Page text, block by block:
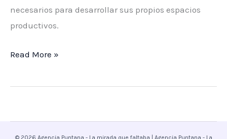
fortalecer
emprendedores
necesarios para desarrollar sus propios espacios
productivos.
Nuevas
para
Read More »